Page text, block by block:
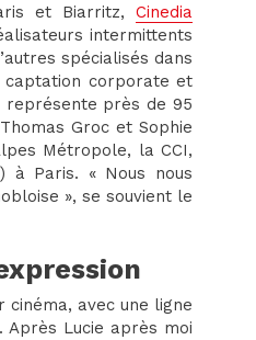
et Biarritz, Cinedia
intermittents
spécialisés dans
captation corporate et
représente près de 95
Groc et Sophie
Métropole, la CCI,
à Paris. « Nous nous
», se souvient le
avec une ligne
Lucie après moi